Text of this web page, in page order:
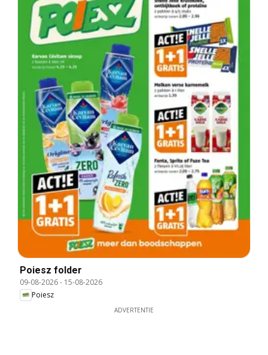
Poiesz folder
09-08-2026- 15-08-2026
Poiesz
ADVERTENTIE